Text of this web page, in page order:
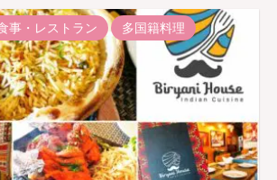
事・レストラン 多国籍料理